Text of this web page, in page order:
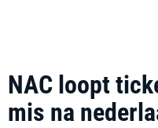
NAC loopt
mis na